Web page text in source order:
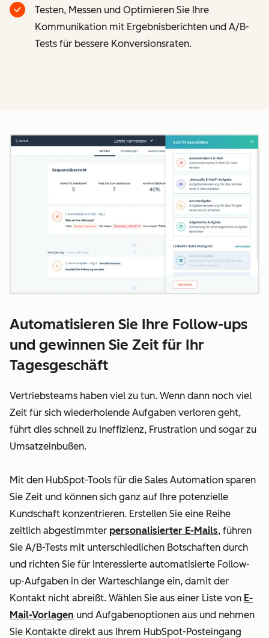
Testen, Messen und Optimieren Sie Ihre
Kommunikation mit Ergebnisberichten und A/B-
Tests für bessere Konversionsraten.
Automatisieren Sie Ihre Follow-ups
und gewinnen Sie Zeit für Ihr
Tagesgeschäft
Vertriebsteams haben viel zu tun. Wenn dann noch viel
Zeit für sich wiederholende Aufgaben verloren geht,
führt dies schnell zu Ineffizienz, Frustration und sogar zu
Umsatzeinbußen.
Mit den HubSpot-Tools für die Sales Automation sparen
Sie Zeit und können sich ganz auf Ihre potenzielle
Kundschaft konzentrieren. Erstellen Sie eine Reihe
zeitlich abgestimmter personalisierter E-Mails, führen
Sie A/B-Tests mit unterschiedlichen Botschaften durch
und richten Sie für Interessierte automatisierte Follow-
up-Aufgaben in der Warteschlange ein, damit der
Kontakt nicht abreißt. Wählen Sie aus einer Liste von E-
Mail-Vorlagen und Aufgabenoptionen aus und nehmen
Sie Kontakte direkt aus Ihrem HubSpot-Posteingang